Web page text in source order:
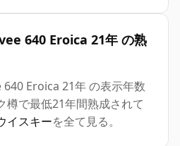
640 Eroica 21年 の熟
Eroica 21年 の表示年数
樽で最低21年間熟成されて
イスキーを全て見る。